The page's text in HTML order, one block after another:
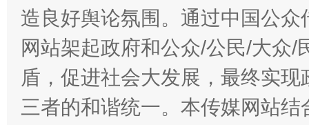
造良好舆论氛围。通过中国公
网站架起政府和公众/公民/大众
盾，促进社会大发展，最终实
三者的和谐统一。本传媒网站